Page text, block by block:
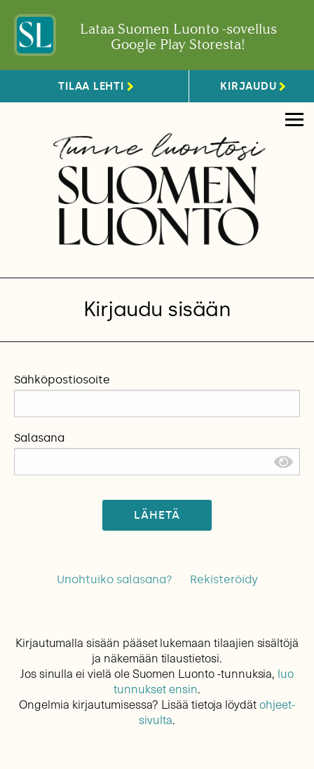
Lataa Suomen Luonto -sovellus
Google Play Storesta!
TILAA LEHTI KIRJAUDU
Kirjaudu sisään
Sähköpostiosoite
Salasana
LÄHETÄ
Unohtuiko salasana? Rekisteröidy
Kirjautumalla sisään pääset lukemaan tilaajien sisältöjä
ja näkemään tilaustietosi.
Jos sinulla ei vielä ole Suomen Luonto -tunnuksia, luo
tunnukset ensin.
Ongelmia kirjautumisessa? Lisää tietoja löydätohjeet-
sivulta.